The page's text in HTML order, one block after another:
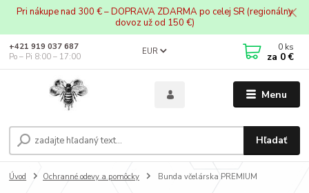
Pri nákupe nad 300 € – DOPRAVA ZDARMA po celej SR (regionálny
dovoz už od 150 €)
Menu
EUR
Hľadať
+421 919 037 687
Po – Pi 8:00 – 17:00
0 ks
za 0 €
Úvod Ochranné odevy a pomôcky Bunda včelárska PREMIUM